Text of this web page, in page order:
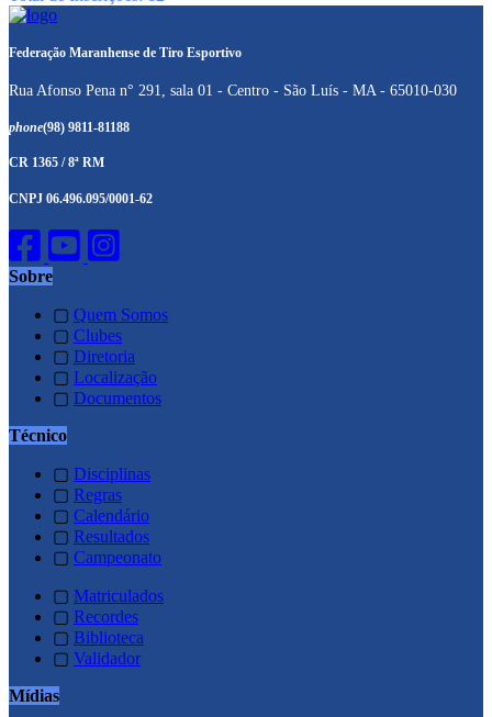
Federação Maranhense de Tiro Esportivo
Rua Afonso Pena n° 291, sala 01 - Centro - São Luís - MA - 65010-030
phone(98) 9811-81188
CR 1365 / 8ª RM
CNPJ 06.496.095/0001-62
Sobre
▢ Quem Somos
▢ Clubes
▢ Diretoria
▢ Localização
▢ Documentos
Técnico
▢ Disciplinas
▢ Regras
▢ Calendário
▢ Resultados
▢ Campeonato
▢ Matriculados
▢ Recordes
▢ Biblioteca
▢ Validador
Mídias